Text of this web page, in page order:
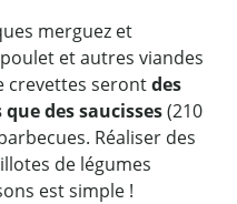
merguez et
et autres viandes
crevettes serontdes
des saucisses(210
Réaliser des
de légumes
est simple !